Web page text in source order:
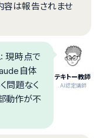
容は報告されませ
テキトー教師
.AI認定講師
現時点で
自体
問題なく
動作が不